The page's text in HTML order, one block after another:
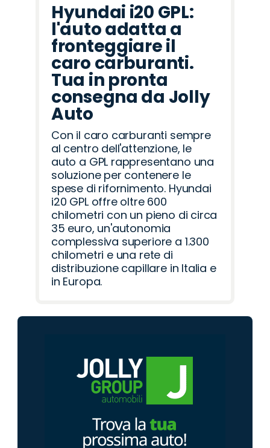
Hyundai i20 GPL:
l'auto adatta a
fronteggiare il
caro carburanti.
Tua in pronta
consegna da Jolly
Auto
Con il caro carburanti sempre
al centro dell'attenzione, le
auto a GPL rappresentano una
soluzione per contenere le
spese di rifornimento. Hyundai
i20 GPL offre oltre 600
chilometri con un pieno di circa
35 euro, un'autonomia
complessiva superiore a 1.300
chilometri e una rete di
distribuzione capillare in Italia e
in Europa.